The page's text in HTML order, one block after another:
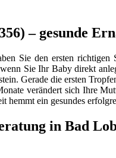
– gesunde
Sie den ersten
Sie Ihr Baby direkt
Gerade die ersten
verändert sich Ihre
hemmt ein gesundes
in Bad